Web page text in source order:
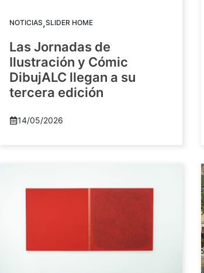
NOTICIAS,SLIDER HOME
Las Jornadas de
Ilustración y Cómic
DibujALC llegan a su
tercera edición
14/05/2026